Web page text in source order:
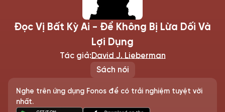
Sách nói
Đọc Vị Bất Kỳ Ai - Để Không Bị Lừa Dối Và
Lợi Dụng
Tác giả:David J. Lieberman
Nghe trên ứng dụng Fonos để có trải nghiệm tuyệt vời
nhất.